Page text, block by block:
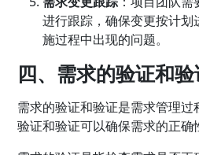
进行跟踪，确保变更按计
施过程中出现的问题。
四、需求的验证和
需求的验证和验证是需求管理
验证和验证可以确保需求的正确